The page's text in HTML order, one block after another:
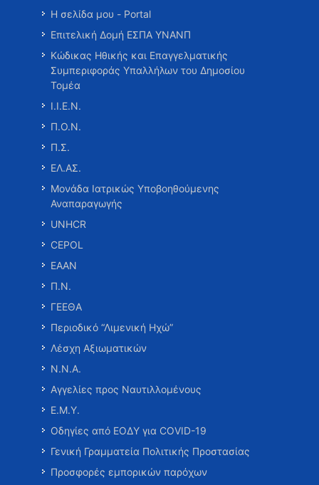
Η σελίδα μου - Portal
Επιτελική Δομή ΕΣΠΑ ΥΝΑΝΠ
Κώδικας Ηθικής και Επαγγελματικής
Συμπεριφοράς Υπαλλήλων του Δημοσίου
Τομέα
Ι.Ι.Ε.Ν.
Π.Ο.Ν.
Π.Σ.
ΕΛ.ΑΣ.
Μονάδα Ιατρικώς Υποβοηθούμενης
Αναπαραγωγής
UNHCR
CEPOL
ΕΑΑΝ
Π.Ν.
ΓΕΕΘΑ
Περιοδικό “Λιμενική Ηχώ”
Λέσχη Αξιωματικών
Ν.Ν.Α.
Αγγελίες προς Ναυτιλλομένους
Ε.Μ.Υ.
Οδηγίες από ΕΟΔΥ για COVID-19
Γενική Γραμματεία Πολιτικής Προστασίας
Προσφορές εμπορικών παρόχων